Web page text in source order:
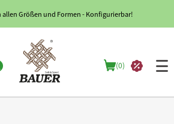
allen Größen und Formen - Konfigurierbar!
(0)